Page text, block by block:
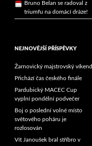
Andy Appleton obhájil
NEJNOVĚJŠÍ PŘÍSPĚVKY
Žarnovický majstrovský víkend
Přichází čas českého finále
Pardubický MACEC Cup
vyplní pondělní podvečer
Boj o poslední volné místo
světového poháru je
rozlosován
Vít Janoušek bral stříbro v